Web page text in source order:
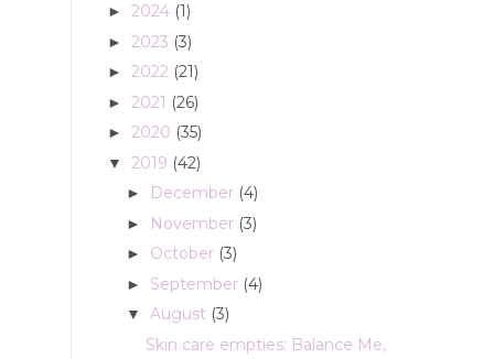
► 2024 (1)
► 2023 (3)
► 2022 (21)
► 2021 (26)
► 2020 (35)
▼ 2019 (42)
► December (4)
► November (3)
► October (3)
► September (4)
▼ August (3)
Skin care empties: Balance Me,